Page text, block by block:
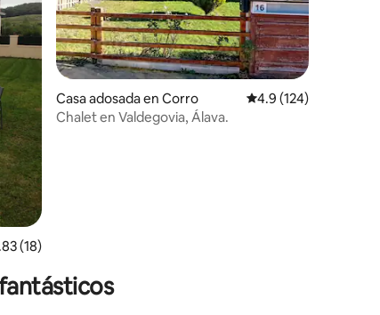
promedio: 4.83 de 5; 18 evaluaciones
(18)
Casa adosada en Corro Calificación
4.9 (124)
Chalet en Valdegovia, Álava.